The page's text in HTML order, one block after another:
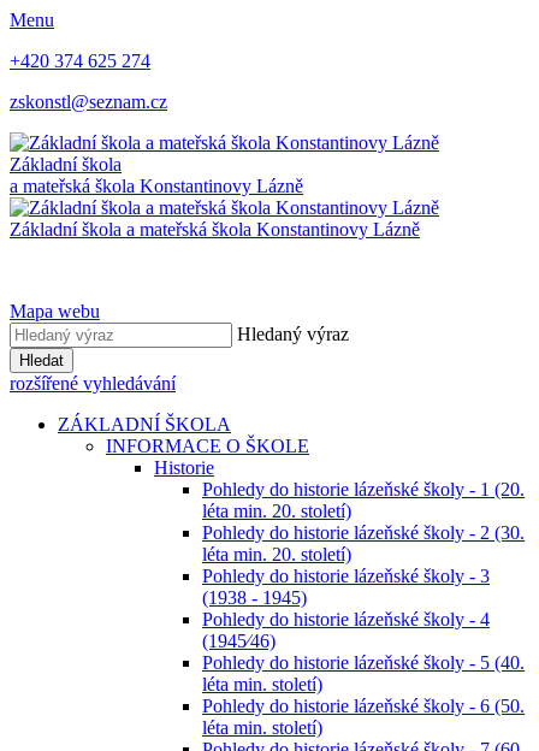
Menu
+420 374 625 274
zskonstl@seznam.cz
Základní škola
a mateřská škola Konstantinovy Lázně
Základní škola a mateřská škola Konstantinovy Lázně
Mapa webu
Hledaný výraz
Hledat
rozšířené vyhledávání
ZÁKLADNÍ ŠKOLA
INFORMACE O ŠKOLE
Historie
Pohledy do historie lázeňské školy - 1 (20.
léta min. 20. století)
Pohledy do historie lázeňské školy - 2 (30.
léta min. 20. století)
Pohledy do historie lázeňské školy - 3
(1938 - 1945)
Pohledy do historie lázeňské školy - 4
(1945⁄46)
Pohledy do historie lázeňské školy - 5 (40.
léta min. století)
Pohledy do historie lázeňské školy - 6 (50.
léta min. století)